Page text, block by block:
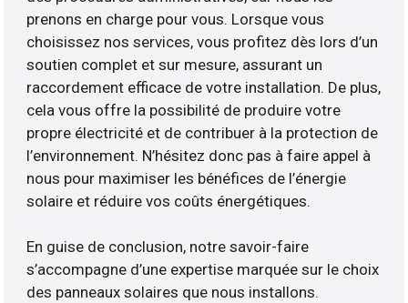
prenons en charge pour vous. Lorsque vous
choisissez nos services, vous profitez dès lors d’un
soutien complet et sur mesure, assurant un
raccordement efficace de votre installation. De plus,
cela vous offre la possibilité de produire votre
propre électricité et de contribuer à la protection de
l’environnement. N’hésitez donc pas à faire appel à
nous pour maximiser les bénéfices de l’énergie
solaire et réduire vos coûts énergétiques.
En guise de conclusion, notre savoir-faire
s’accompagne d’une expertise marquée sur le choix
des panneaux solaires que nous installons.